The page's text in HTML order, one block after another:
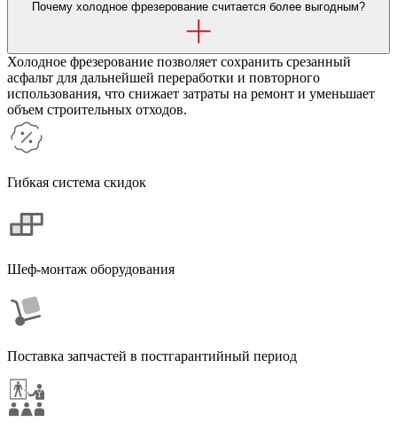
Почему холодное фрезерование считается более выгодным?
Холодное фрезерование позволяет сохранить срезанный
асфальт для дальнейшей переработки и повторного
использования, что снижает затраты на ремонт и уменьшает
объем строительных отходов.
Гибкая система скидок
Шеф-монтаж оборудования
Поставка запчастей в постгарантийный период